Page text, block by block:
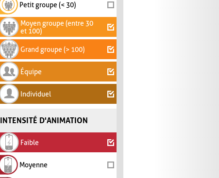
Petit groupe (< 30)
Moyen groupe (entre 30
et 100)
Grand groupe (> 100)
Équipe
Individuel
INTENSITÉ D'ANIMATION
Faible
Moyenne